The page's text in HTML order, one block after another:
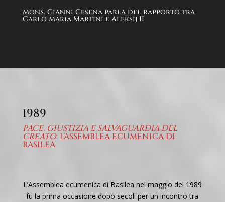
Mons. Gianni Cesena parla del rapporto tra
Carlo Maria Martini e Aleksij II
1989
PACE, GIUSTIZIA E SALVAGUARDIA DEL
CREATO: L’ASSEMBLEA ECUMENICA DI
BASILEA
L’Assemblea ecumenica di Basilea nel maggio del 1989
fu la prima occasione dopo secoli per un incontro tra